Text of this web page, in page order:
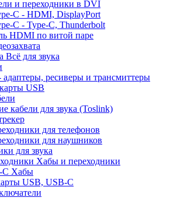
и переходники в DVI
C - HDMI, DisplayPort
C - Type-C, Thunderbolt
HDMI по витой паре
Всё для звука
адаптеры, ресиверы и трансмиттеры
USB
кабели для звука (Toslink)
для телефонов
для наушников
для звука
Хабы и переходники
C Хабы
USB, USB-C